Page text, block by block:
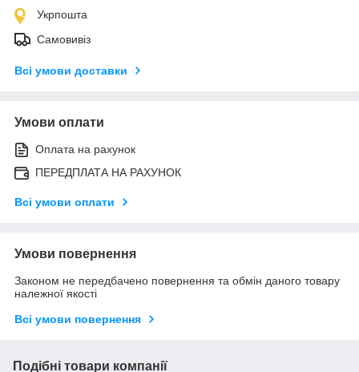
Укрпошта
Самовивіз
Всі умови доставки
Умови оплати
Оплата на рахунок
ПЕРЕДПЛАТА НА РАХУНОК
Всі умови оплати
Умови повернення
Законом не передбачено повернення та обмін даного товару
належної якості
Всі умови повернення
Подібні товари компанії